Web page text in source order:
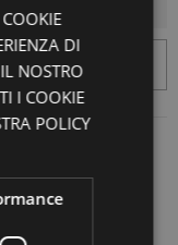
DI
NOSTRO
I COOKIE
POLICY